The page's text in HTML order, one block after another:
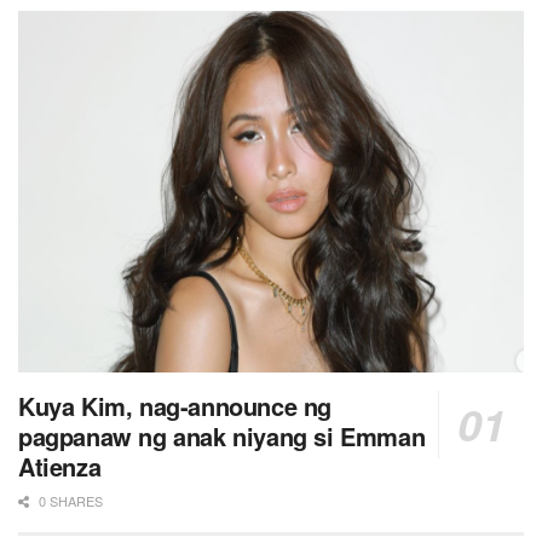
Kuya Kim, nag-announce ng
pagpanaw ng anak niyang si Emman
Atienza
0 SHARES